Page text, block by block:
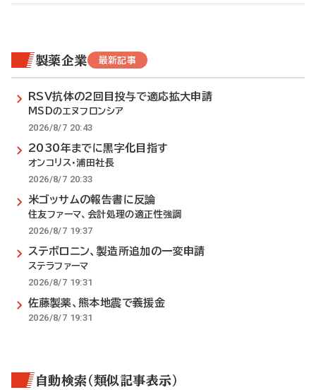
製薬企業 最新記事
RSV抗体の2回目投与で適応拡大申請
MSDのエヌフロンシア
2026/8/7 20:43
2030年までに黒字化目指す
オンコリス・浦田社長
2026/8/7 20:33
米ゴッサムの報告書に反論
住友ファーマ、会計処理の適正性強調
2026/8/7 19:37
ステボロニン、製造所追加の一変申請
ステラファーマ
2026/8/7 19:31
佐藤製薬、熊本地震で義援金
2026/8/7 19:31
自動検索（類似記事表示）